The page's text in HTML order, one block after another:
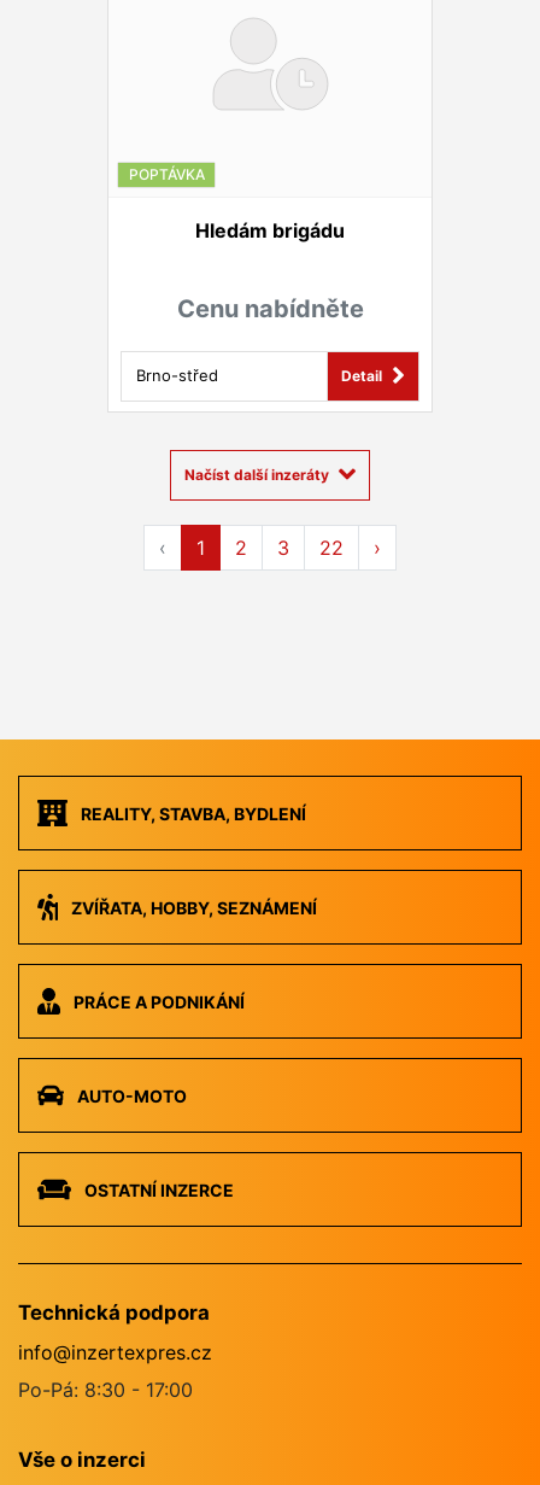
POPTÁVKA
Hledám brigádu
Cenu nabídněte
Brno-střed Detail
Načíst další inzeráty
‹ 1 2 3 22 ›
REALITY, STAVBA, BYDLENÍ
ZVÍŘATA, HOBBY, SEZNÁMENÍ
PRÁCE A PODNIKÁNÍ
AUTO-MOTO
OSTATNÍ INZERCE
Technická podpora
info@inzertexpres.cz
Po-Pá: 8:30 - 17:00
Vše o inzerci